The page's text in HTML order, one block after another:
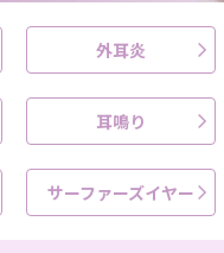
外耳炎
耳鳴り
サーファーズイヤー